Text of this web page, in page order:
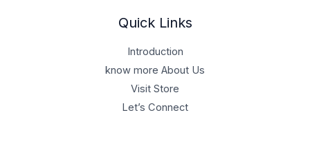
Quick Links
Introduction
know more About Us
Visit Store
Let’s Connect